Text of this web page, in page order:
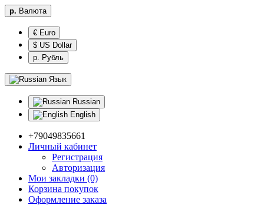
р. Валюта
€ Euro
$ US Dollar
р. Рубль
Язык
Russian
English
+79049835661
Личный кабинет
Регистрация
Авторизация
Мои закладки (0)
Корзина покупок
Оформление заказа